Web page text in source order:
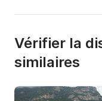
Vérifier la
similaires